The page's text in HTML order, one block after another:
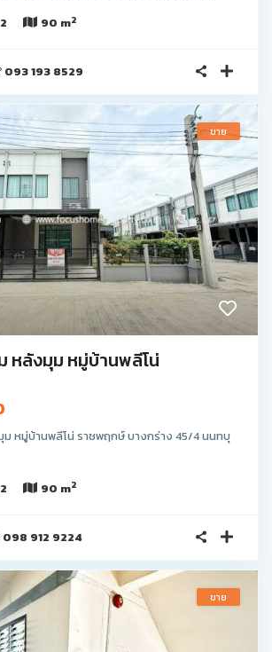
2 90 m2
193 8529
ขาย
หลังมุม หมู่บ้านพลีโน่
ม หมู่บ้านพลีโน่ ราชพฤกษ์ บางกร่าง 45/4 นนทบุ
2 90 m2
912 9224
ขาย